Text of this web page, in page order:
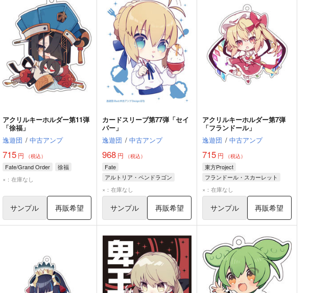
アクリルキーホルダー第11弾
「徐福」
逸遊団 / 中古アンプ
715円 （税込）
Fate/Grand Order
徐福
×：在庫なし
サンプル 再販希望
カードスリーブ第77弾「セイ
バー」
逸遊団 / 中古アンプ
968 円 （税込）
Fate
アルトリア・ペンドラゴン
セイバー
×：在庫なし
サンプル 再販希望
アクリルキーホルダー第7弾
「フランドール」
逸遊団 / 中古アンプ
715 円 （税込）
東方Project
フランドール・スカーレット
×：在庫なし
サンプル 再販希望